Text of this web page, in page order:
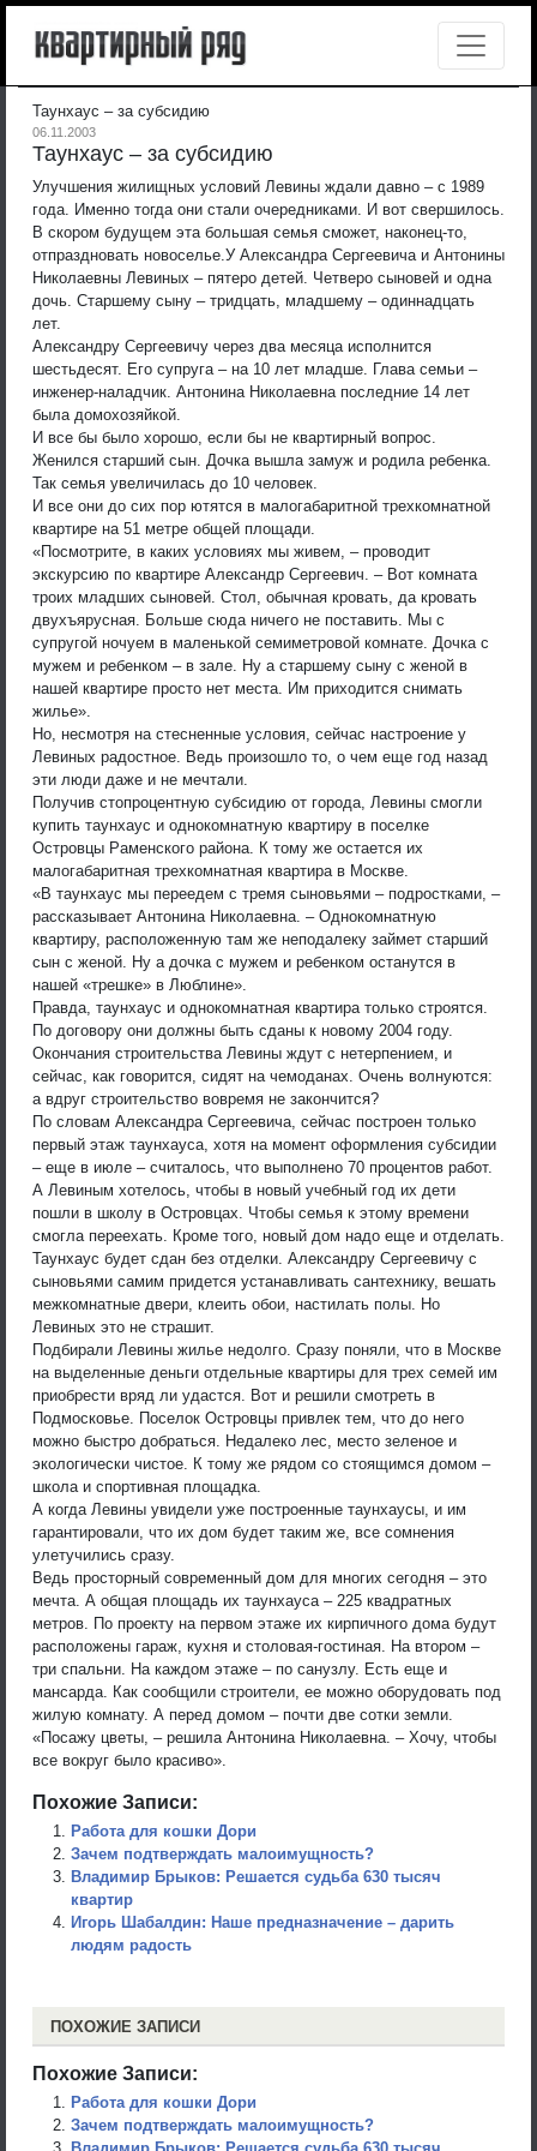
Таунхаус – за субсидию
06.11.2003
Таунхаус – за субсидию
Улучшения жилищных условий Левины ждали давно – с 1989
года. Именно тогда они стали очередниками. И вот свершилось.
В скором будущем эта большая семья сможет, наконец-то,
отпраздновать новоселье. У Александра Сергеевича и Антонины
Николаевны Левиных – пятеро детей. Четверо сыновей и одна
дочь. Старшему сыну – тридцать, младшему – одиннадцать
лет.
Александру Сергеевичу через два месяца исполнится
шестьдесят. Его супруга – на 10 лет младше. Глава семьи –
инженер-наладчик. Антонина Николаевна последние 14 лет
была домохозяйкой.
И все бы было хорошо, если бы не квартирный вопрос.
Женился старший сын. Дочка вышла замуж и родила ребенка.
Так семья увеличилась до 10 человек.
И все они до сих пор ютятся в малогабаритной трехкомнатной
квартире на 51 метре общей площади.
«Посмотрите, в каких условиях мы живем, – проводит
экскурсию по квартире Александр Сергеевич. – Вот комната
троих младших сыновей. Стол, обычная кровать, да кровать
двухъярусная. Больше сюда ничего не поставить. Мы с
супругой ночуем в маленькой семиметровой комнате. Дочка с
мужем и ребенком – в зале. Ну а старшему сыну с женой в
нашей квартире просто нет места. Им приходится снимать
жилье».
Но, несмотря на стесненные условия, сейчас настроение у
Левиных радостное. Ведь произошло то, о чем еще год назад
эти люди даже и не мечтали.
Получив стопроцентную субсидию от города, Левины смогли
купить таунхаус и однокомнатную квартиру в поселке
Островцы Раменского района. К тому же остается их
малогабаритная трехкомнатная квартира в Москве.
«В таунхаус мы переедем с тремя сыновьями – подростками, –
рассказывает Антонина Николаевна. – Однокомнатную
квартиру, расположенную там же неподалеку займет старший
сын с женой. Ну а дочка с мужем и ребенком останутся в
нашей «трешке» в Люблине».
Правда, таунхаус и однокомнатная квартира только строятся.
По договору они должны быть сданы к новому 2004 году.
Окончания строительства Левины ждут с нетерпением, и
сейчас, как говорится, сидят на чемоданах. Очень волнуются:
а вдруг строительство вовремя не закончится?
По словам Александра Сергеевича, сейчас построен только
первый этаж таунхауса, хотя на момент оформления субсидии
– еще в июле – считалось, что выполнено 70 процентов работ.
А Левиным хотелось, чтобы в новый учебный год их дети
пошли в школу в Островцах. Чтобы семья к этому времени
смогла переехать. Кроме того, новый дом надо еще и отделать.
Таунхаус будет сдан без отделки. Александру Сергеевичу с
сыновьями самим придется устанавливать сантехнику, вешать
межкомнатные двери, клеить обои, настилать полы. Но
Левиных это не страшит.
Подбирали Левины жилье недолго. Сразу поняли, что в Москве
на выделенные деньги отдельные квартиры для трех семей им
приобрести вряд ли удастся. Вот и решили смотреть в
Подмосковье. Поселок Островцы привлек тем, что до него
можно быстро добраться. Недалеко лес, место зеленое и
экологически чистое. К тому же рядом со стоящимся домом –
школа и спортивная площадка.
А когда Левины увидели уже построенные таунхаусы, и им
гарантировали, что их дом будет таким же, все сомнения
улетучились сразу.
Ведь просторный современный дом для многих сегодня – это
мечта. А общая площадь их таунхауса – 225 квадратных
метров. По проекту на первом этаже их кирпичного дома будут
расположены гараж, кухня и столовая-гостиная. На втором –
три спальни. На каждом этаже – по санузлу. Есть еще и
мансарда. Как сообщили строители, ее можно оборудовать под
жилую комнату. А перед домом – почти две сотки земли.
«Посажу цветы, – решила Антонина Николаевна. – Хочу, чтобы
все вокруг было красиво».
Похожие Записи:
Работа для кошки Дори
Зачем подтверждать малоимущность?
Владимир Брыков: Решается судьба 630 тысяч
квартир
Игорь Шабалдин: Наше предназначение – дарить
людям радость
ПОХОЖИЕ ЗАПИСИ
Похожие Записи:
Работа для кошки Дори
Зачем подтверждать малоимущность?